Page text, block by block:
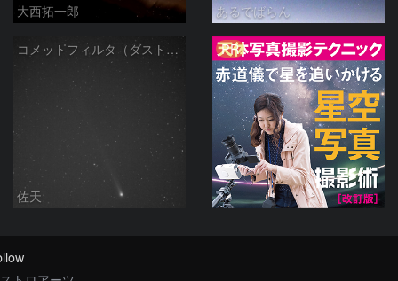
大西拓一郎 あるでばらん
コメットフィルタ（ダストの尾）で写したラブジョイ彗星
佐天
PR